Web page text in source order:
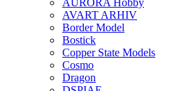
AURORA Hobby
AVART ARHIV
Border Model
Bostick
Copper State Models
Cosmo
Dragon